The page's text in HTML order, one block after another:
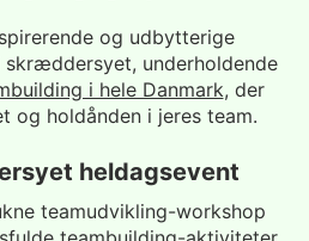
og udbytterige
underholdende
i hele Danmark, der
og holdånden i jeres team.
heldagsevent
teamudvikling-workshop